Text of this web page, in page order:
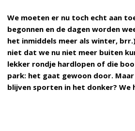
We moeten er nu toch echt aan
begonnen en de dagen worden
het inmiddels meer als winter,
niet dat we nu niet meer buiten
lekker rondje hardlopen of die
park: het gaat gewoon door.
blijven sporten in het donker? We